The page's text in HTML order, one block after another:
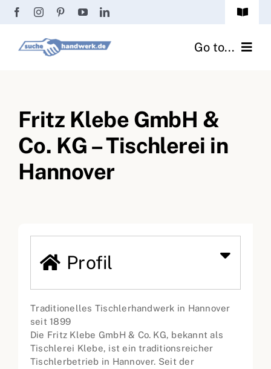
Zum
springen
Toggle
Passwort vergessen? Go to...
Fliesenrechner
Handwerker Ratgeber
Fritz Klebe GmbH &
Co. KG – Tischlerei in
Hannover
Profil
Traditionelles Tischlerhandwerk in Hannover
seit 1899
Die Fritz Klebe GmbH & Co. KG, bekannt als
Tischlerei Klebe, ist ein traditionsreicher
Tischlerbetrieb in Hannover. Seit der